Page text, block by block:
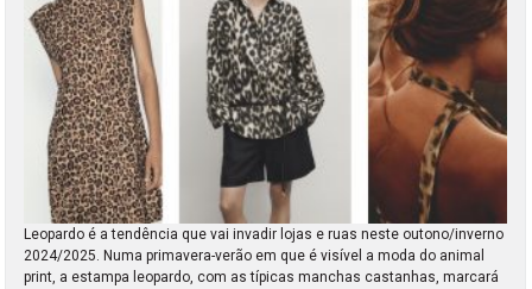
Leopardo é a tendência que vai invadir lojas e ruas neste outono/inverno
2024/2025. Numa primavera-verão em que é visível a moda do animal
print, a estampa leopardo, com as típicas manchas castanhas, marcará